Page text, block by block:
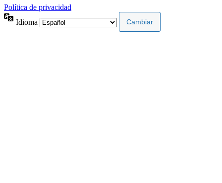
Política de privacidad
Idioma